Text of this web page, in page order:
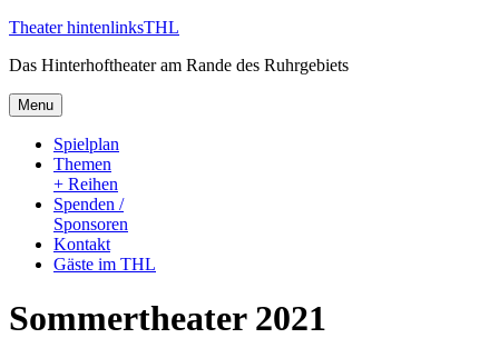
Skip
content
Theater hintenlinksTHL
Das Hinterhoftheater am Rande des Ruhrgebiets
Menu
Spielplan
Themen
+ Reihen
Spenden /
Sponsoren
Kontakt
Gäste im THL
Sommertheater 2021